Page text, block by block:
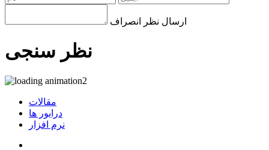
ارسال نظر انصراف
نظر سنجی
مقالات
درایور ها
نرم افزار